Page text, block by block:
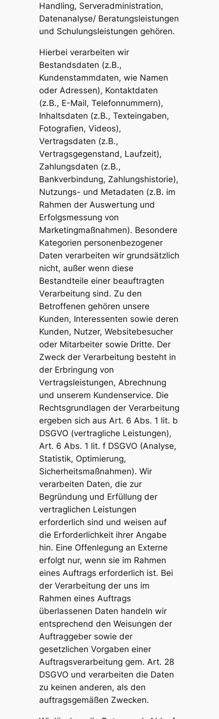
Handling, Serveradministration,
Datenanalyse/ Beratungsleistungen
und Schulungsleistungen gehören.
Hierbei verarbeiten wir
Bestandsdaten (z.B.,
Kundenstammdaten, wie Namen
oder Adressen), Kontaktdaten
(z.B., E-Mail, Telefonnummern),
Inhaltsdaten (z.B., Texteingaben,
Fotografien, Videos),
Vertragsdaten (z.B.,
Vertragsgegenstand, Laufzeit),
Zahlungsdaten (z.B.,
Bankverbindung, Zahlungshistorie),
Nutzungs- und Metadaten (z.B. im
Rahmen der Auswertung und
Erfolgsmessung von
Marketingmaßnahmen). Besondere
Kategorien personenbezogener
Daten verarbeiten wir grundsätzlich
nicht, außer wenn diese
Bestandteile einer beauftragten
Verarbeitung sind. Zu den
Betroffenen gehören unsere
Kunden, Interessenten sowie deren
Kunden, Nutzer, Websitebesucher
oder Mitarbeiter sowie Dritte. Der
Zweck der Verarbeitung besteht in
der Erbringung von
Vertragsleistungen, Abrechnung
und unserem Kundenservice. Die
Rechtsgrundlagen der Verarbeitung
ergeben sich aus Art. 6 Abs. 1 lit. b
DSGVO (vertragliche Leistungen),
Art. 6 Abs. 1 lit. f DSGVO (Analyse,
Statistik, Optimierung,
Sicherheitsmaßnahmen). Wir
verarbeiten Daten, die zur
Begründung und Erfüllung der
vertraglichen Leistungen
erforderlich sind und weisen auf
die Erforderlichkeit ihrer Angabe
hin. Eine Offenlegung an Externe
erfolgt nur, wenn sie im Rahmen
eines Auftrags erforderlich ist. Bei
der Verarbeitung der uns im
Rahmen eines Auftrags
überlassenen Daten handeln wir
entsprechend den Weisungen der
Auftraggeber sowie der
gesetzlichen Vorgaben einer
Auftragsverarbeitung gem. Art. 28
DSGVO und verarbeiten die Daten
zu keinen anderen, als den
auftragsgemäßen Zwecken.